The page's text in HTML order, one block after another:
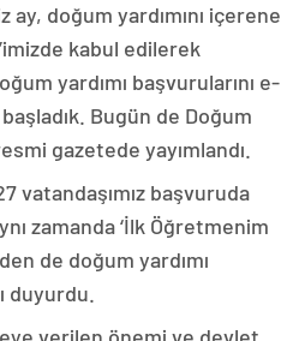
doğum yardımını içerene
kabul edilerek
yardımı başvurularını e-
Bugün de Doğum
gazetede yayımlandı.
vatandaşımız başvuruda
zamanda ‘İlk Öğretmenim
de doğum yardımı
duyurdu.